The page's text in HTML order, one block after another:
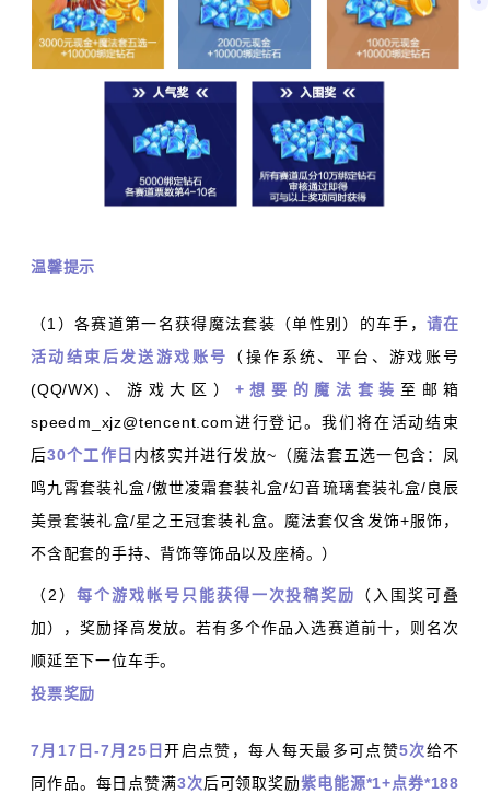
温馨提示
（1）各赛道第一名获得魔法套装（单性别）的车手， 请在
活动结束后发送游戏账号
（操作系统、平台、游戏账号
(QQ/WX)、游戏大区） +想要的魔法套装 至邮箱
speedm_xjz@tencent.com进行登记。我们将在活动结束
后30个工作日 内核实并进行发放~（魔法套五选一包含：凤
鸣九霄套装礼盒/傲世凌霜套装礼盒/幻音琉璃套装礼盒/良辰
美景套装礼盒/星之王冠套装礼盒。魔法套仅含发饰+服饰，
不含配套的手持、背饰等饰品以及座椅。）
（2） 每个游戏帐号只能获得一次投稿奖励
（入围奖可叠
加），奖励择高发放。若有多个作品入选赛道前十，则名次
顺延至下一位车手。
投票奖励
7月17日-7月25日开启点赞，每人每天最多可点赞5次给不
同作品。每日点赞满3次后可领取奖励紫电能源*1+点券*188